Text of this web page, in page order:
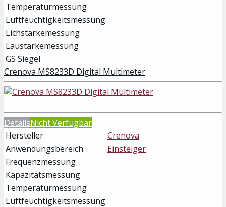
Temperaturmessung
Luftfeuchtigkeitsmessung
Lichstärkemessung
Laustärkemessung
GS Siegel
Crenova MS8233D Digital Multimeter
DetailsNicht Verfügbar
Hersteller
Crenova
Anwendungsbereich
Einsteiger
Frequenzmessung
Kapazitätsmessung
Temperaturmessung
Luftfeuchtigkeitsmessung